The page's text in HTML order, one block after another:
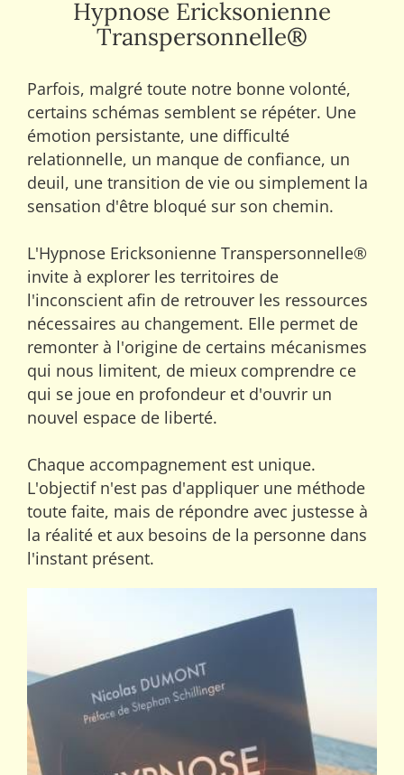
Hypnose Ericksonienne
Transpersonnelle®
Parfois, malgré toute notre bonne volonté,
certains schémas semblent se répéter. Une
émotion persistante, une difficulté
relationnelle, un manque de confiance, un
deuil, une transition de vie ou simplement la
sensation d'être bloqué sur son chemin.
L'Hypnose Ericksonienne Transpersonnelle®
invite à explorer les territoires de
l'inconscient afin de retrouver les ressources
nécessaires au changement. Elle permet de
remonter à l'origine de certains mécanismes
qui nous limitent, de mieux comprendre ce
qui se joue en profondeur et d'ouvrir un
nouvel espace de liberté.
Chaque accompagnement est unique.
L'objectif n'est pas d'appliquer une méthode
toute faite, mais de répondre avec justesse à
la réalité et aux besoins de la personne dans
l'instant présent.